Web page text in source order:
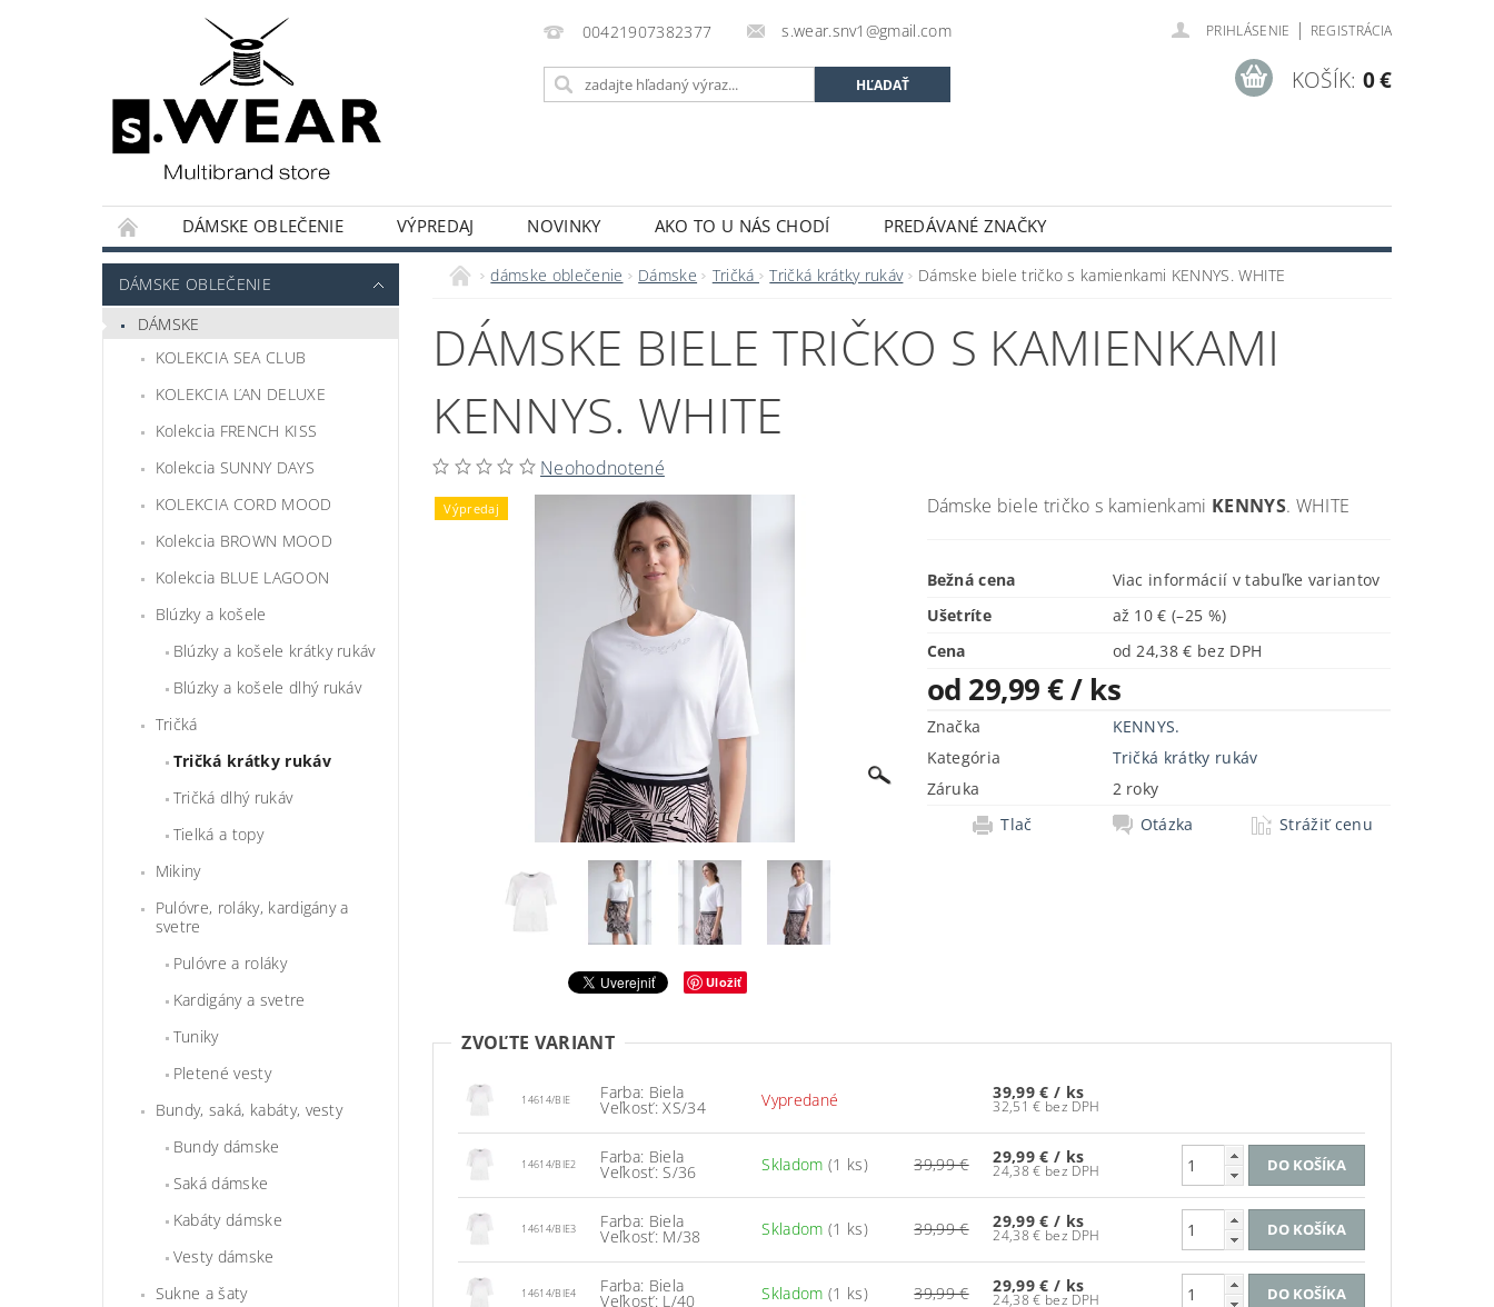
00421907382377 s.wear.snv1@gmail.com PRIHLÁSENIE | REGISTRÁCIA
KOŠÍK: 0 €
DÁMSKE OBLEČENIE VÝPREDAJ NOVINKY AKO TO U NÁS CHODÍ
PREDÁVANÉ ZNAČKY
KOLEKCIE KAPSULOVÝ ŠATNÍK
HODNOTENIE OBCHODU KONTAKTY O S.WEAR OBCHODNÉ PODMIENKY
DÁMSKE OBLEČENIE
DÁMSKE
KOLEKCIA SEA CLUB
KOLEKCIA ĽAN DELUXE
Kolekcia FRENCH KISS
Kolekcia SUNNY DAYS
KOLEKCIA CORD MOOD
Kolekcia BROWN MOOD
Kolekcia BLUE LAGOON
Blúzky a košele
Blúzky a košele krátky rukáv
Blúzky a košele dlhý rukáv
Tričká
Tričká krátky rukáv
Tričká dlhý rukáv
Tielká a topy
Mikiny
Pulóvre, roláky, kardigány a
svetre
Pulóvre a roláky
Kardigány a svetre
Tuniky
Pletené vesty
Bundy, saká, kabáty, vesty
Bundy dámske
Saká dámske
Kabáty dámske
Vesty dámske
Sukne a šaty
dámske oblečenie Dámske Tričká Tričká krátky rukáv Dámske biele tričko s kamienkami KENNYS. WHITE
DÁMSKE BIELE TRIČKO S KAMIENKAMI
KENNYS. WHITE
Neohodnotené
Výpredaj
Uložiť
Dámske biele tričko s kamienkami KENNYS. WHITE
Bežná cena
Viac informácií v tabuľke variantov
Ušetríte
až 10 €(–25 %)
Cena
od 24,38 € bez DPH
od 29,99 €/ ks
Značka
KENNYS.
Kategória
Tričká krátky rukáv
Záruka
2 roky
Tlač
Otázka Strážiť cenu
ZVOĽTE VARIANT
14614/BIE Farba: Biela
Veľkosť: XS/34 Vypredané 39,99 € / ks
32,51 € bez DPH
14614/BIE2 Farba: Biela
Veľkosť: S/36 Skladom (1 ks) 39,99 € 29,99 € / ks
24,38 € bez DPH
14614/BIE3 Farba: Biela
Veľkosť: M/38 Skladom (1 ks) 39,99 € 29,99 € / ks
24,38 € bez DPH
14614/BIE4 Farba: Biela
Veľkosť: L/40 Skladom (1 ks) 39,99 € 29,99 € / ks
24,38 € bez DPH